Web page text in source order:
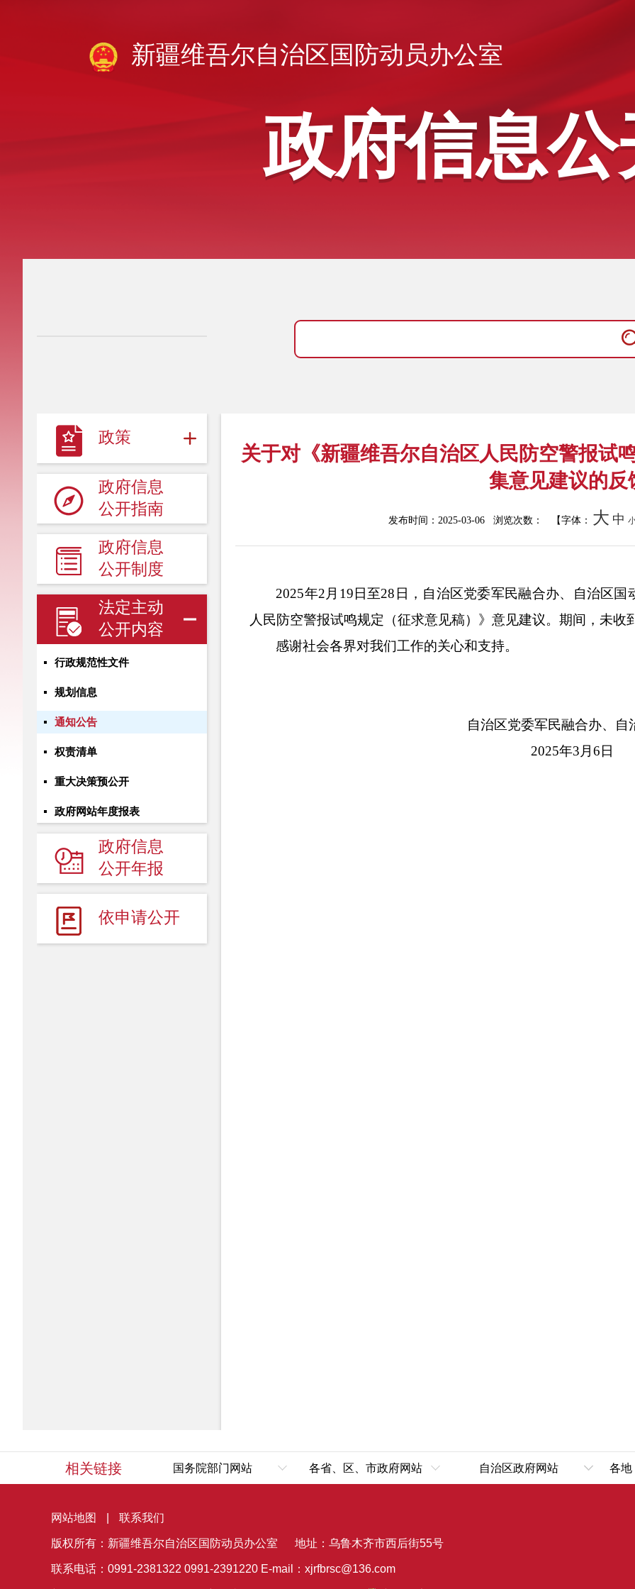
新疆维吾尔自治区国防动员办公室
政府信息公
政策
政府信息
公开指南
政府信息
公开制度
法定主动
公开内容
行政规范性文件
规划信息
通知公告
权责清单
重大决策预公开
政府网站年度报表
政府信息
公开年报
依申请公开
关于对《新疆维吾尔自治区人民防空警报试
集意见建议的反
发布时间：2025-03-06 浏览次数： 【字体： 大 中
2025年2 月 19 日至28 日 ，自治区党委军民融合办、自治区
人民防空警报试鸣规定（征求意见稿）》意见建议。期间，未收
感谢社会各界对我们工作的关心和支持。
自治区党委军民融合办、自治区
2025年3 月6 日
相关链接 国务院部门网站
国家发展和改革委员会
教育部
各省、区、市政府网站
河北
山西
自治区政府网站 各地
网站地图 联系我们
版权所有：新疆维吾尔自治区国防动员办公室 地址：乌鲁木齐市西后街55号
联系电话：0991-2381322 0991-2391220 E-mail：xjrfbrsc@136.com